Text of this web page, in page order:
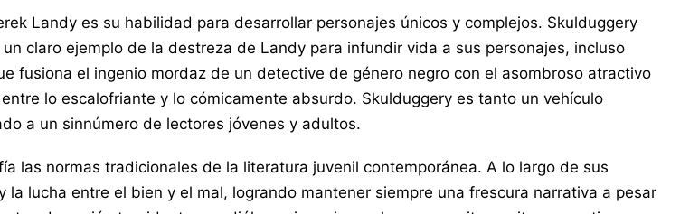
Landy es su habilidad para desarrollar personajes únicos y complejos. Skulduggery
claro ejemplo de la destreza de Landy para infundir vida a sus personajes, incluso
fusiona el ingenio mordaz de un detective de género negro con el asombroso atractivo
lo escalofriante y lo cómicamente absurdo. Skulduggery es tanto un vehículo
a un sinnúmero de lectores jóvenes y adultos.
las normas tradicionales de la literatura juvenil contemporánea. A lo largo de sus
lucha entre el bien y el mal, logrando mantener siempre una frescura narrativa a pesar